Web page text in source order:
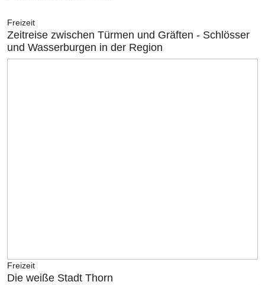
Freizeit
Zeitreise zwischen Türmen und Gräften - Schlösser
und Wasserburgen in der Region
Freizeit
Die weiße Stadt Thorn